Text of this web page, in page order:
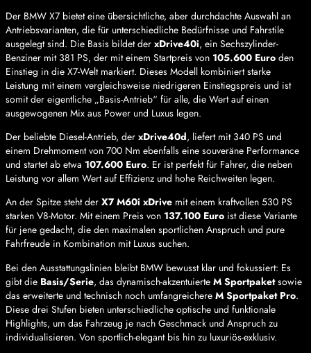
Der BMW X7 bietet eine übersichtliche, aber durchdachte Auswahl an
Antriebsvarianten, die für unterschiedliche Bedürfnisse und Fahrstile
ausgelegt sind. Die Basis bildet der xDrive40i, ein Sechszylinder-
Benziner mit 381 PS, der mit einem Startpreis von 105.600 Euro den
Einstieg in die X7-Welt markiert. Dieses Modell kombiniert starke
Leistung mit einem vergleichsweise niedrigeren Einstiegspreis und ist
somit der eigentliche „Basis-Antrieb“ für alle, die Wert auf einen
ausgewogenen Mix aus Power und Luxus legen.
Der beliebte Diesel-Antrieb, der xDrive40d, liefert mit 340 PS und
einem Drehmoment von 700 Nm ebenfalls eine souveräne Performance
und startet ab etwa 107.600 Euro. Er ist perfekt für Fahrer, die neben
Leistung vor allem Wert auf Effizienz und hohe Reichweiten legen.
An der Spitze steht der X7 M60i xDrive mit einem kraftvollen 530 PS
starken V8-Motor. Mit einem Preis von 137.100 Euro ist diese Variante
für jene gedacht, die den maximalen sportlichen Anspruch und pure
Fahrfreude in Kombination mit Luxus suchen.
Bei den Ausstattungslinien bleibt BMW bewusst klar und fokussiert: Es
gibt die Basis/Serie, das dynamisch-akzentuierte M Sportpaketsowie
das erweiterte und technisch noch umfangreichere M Sportpaket Pro.
Diese drei Stufen bieten unterschiedliche optische und funktionale
Highlights, um das Fahrzeug je nach Geschmack und Anspruch zu
individualisieren. Von sportlich-elegant bis hin zu luxuriös-exklusiv.